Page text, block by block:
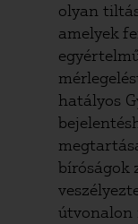
olyan
amelyek
hatályos
bíróságok
útvonalon